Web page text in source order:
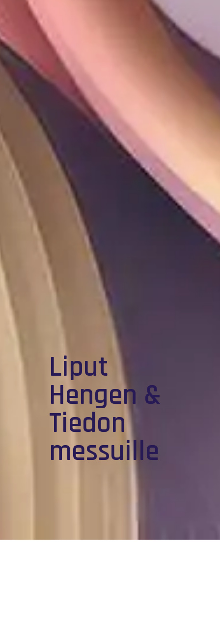
Liput
Hengen &
Tiedon
messuille